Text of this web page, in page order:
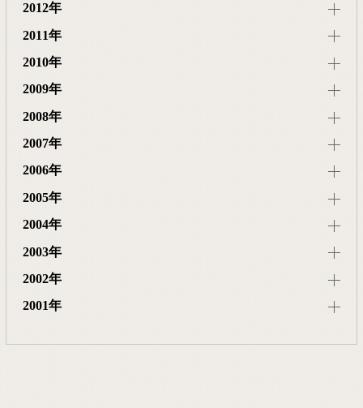
2012年
2011年
2010年
2009年
2008年
2007年
2006年
2005年
2004年
2003年
2002年
2001年